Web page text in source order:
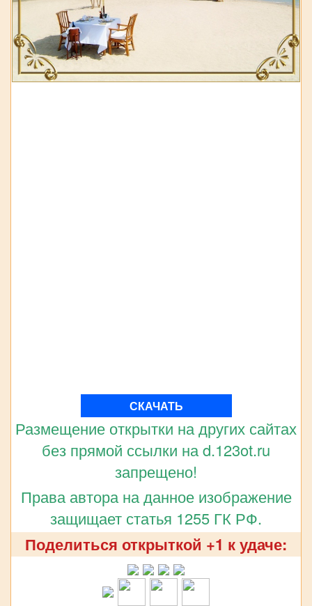
СКАЧАТЬ
Размещение открытки на других сайтах
без прямой ссылки на d.123ot.ru
запрещено!
Права автора на данное изображение
защищает статья 1255 ГК РФ.
Поделиться открыткой +1 к удаче: